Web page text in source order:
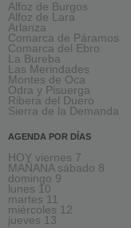
Alfoz de Burgos
Alfoz de Lara
Arlanza
Comarca de Páramos
Comarca del Ebro
La Bureba
Las Merindades
Montes de Oca
Odra y Pisuerga
Ribera del Duero
Sierra de la Demanda
AGENDA POR DÍAS
HOY viernes 7
MAÑANA sábado 8
domingo 9
lunes 10
martes 11
miércoles 12
jueves 13